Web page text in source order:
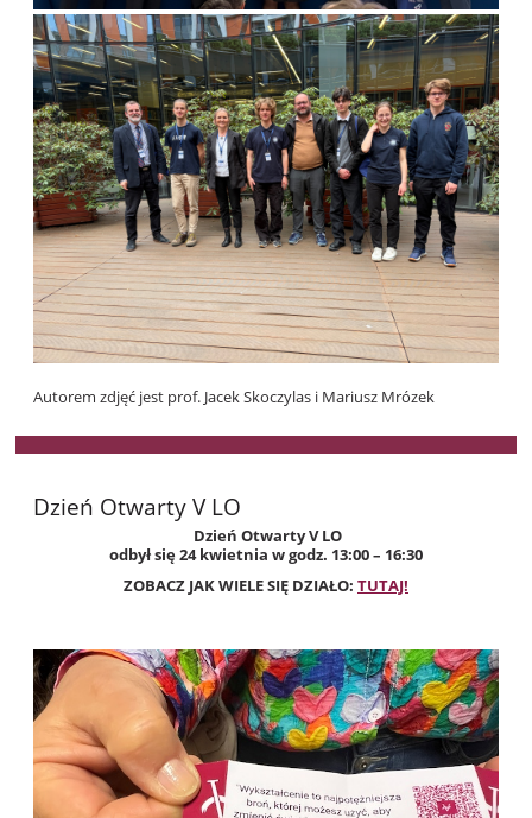
Autorem zdjęć jest prof. Jacek Skoczylas i Mariusz Mrózek
Dzień Otwarty V LO
Dzień Otwarty V LO
odbył się 24 kwietnia w godz. 13:00 – 16:30
ZOBACZ JAK WIELE SIĘ DZIAŁO: TUTAJ!